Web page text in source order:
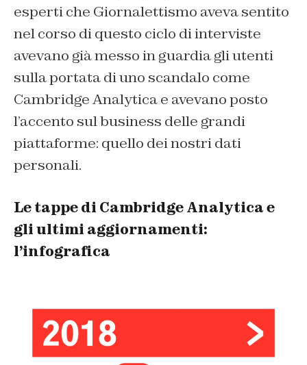
esperti che Giornalettismo aveva sentito
nel corso di questo ciclo di interviste
avevano già messo in guardia gli utenti
sulla portata di uno scandalo come
Cambridge Analytica e avevano posto
l’accento sul business delle grandi
piattaforme: quello dei nostri dati
personali.
Le tappe di Cambridge Analytica e
gli ultimi aggiornamenti:
l’infografica